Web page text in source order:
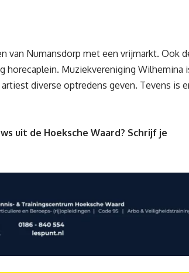
van Numansdorp met een vrijmarkt. Ook
horecaplein. Muziekvereniging Wilhemina
diverse optredens geven. Tevens is
uit de Hoeksche Waard? Schrijf je